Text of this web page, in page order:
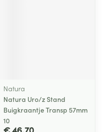
Natura
Natura Uro/z Stand
Buigkraantje Transp 57mm
10